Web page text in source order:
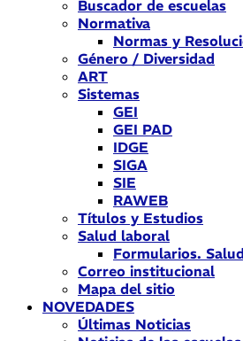
Buscador de escuelas
Normativa
Normas y
Género / Diversidad
ART
Sistemas
GEI
GEI PAD
IDGE
SIGA
SIE
RAWEB
Títulos y Estudios
Salud laboral
Formularios.
Correo institucional
Mapa del sitio
NOVEDADES
Últimas Noticias